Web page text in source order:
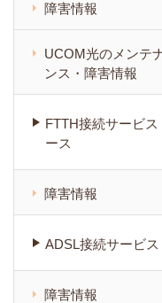
障害情報
UCOM光のメンテ
ンス・障害情報
FTTH接続サービ
ース
障害情報
ADSL接続サービ
障害情報